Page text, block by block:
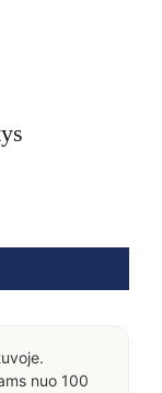
šepetys
nuo 100